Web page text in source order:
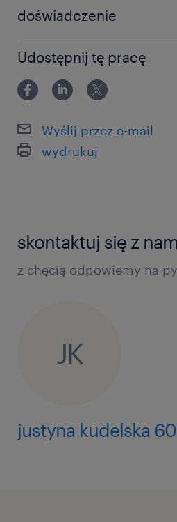
doświadczenie
Udostępnij tę pracę
Wyślij przez e-mail
wydrukuj
skontaktuj się z
z chęcią odpowiemy na
JK
justyna kudelska